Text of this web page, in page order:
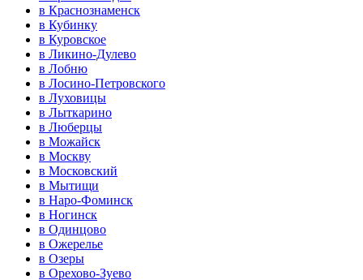
в Краснознаменск
в Кубинку
в Куровское
в Ликино-Дулево
в Лобню
в Лосино-Петровского
в Луховицы
в Лыткарино
в Люберцы
в Можайск
в Москву
в Московский
в Мытищи
в Наро-Фоминск
в Ногинск
в Одинцово
в Ожерелье
в Озеры
в Орехово-Зуево